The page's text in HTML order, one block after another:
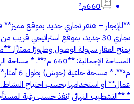
660م²
**للإيجار – هنقر تجاري جديد بموقع
يمنح العقار سهولة الوصول وظهورًا ممتازًا.
م²**. *
عمال** أو استخدامها بحسب احتياج النشاط.
* **التشطيب النهائي يُنفذ حسب رغبة